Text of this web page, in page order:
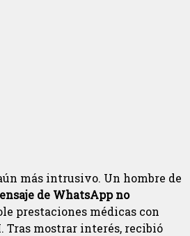
más intrusivo. Un hombre de
de WhatsApp no
prestaciones médicas con
Tras mostrar interés, recibió